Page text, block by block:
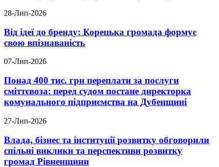
28-Лип-2026
Від ідеї до бренду: Корецька громада формує
свою впізнаваність
07-Лип-2026
Понад 400 тис. грн переплати за послуги
сміттєвоза: перед судом постане директорка
комунального підприємства на Дубенщині
27-Лип-2026
Влада, бізнес та інституції розвитку обговорили
спільні виклики та перспективи розвитку
громад Рівненщини